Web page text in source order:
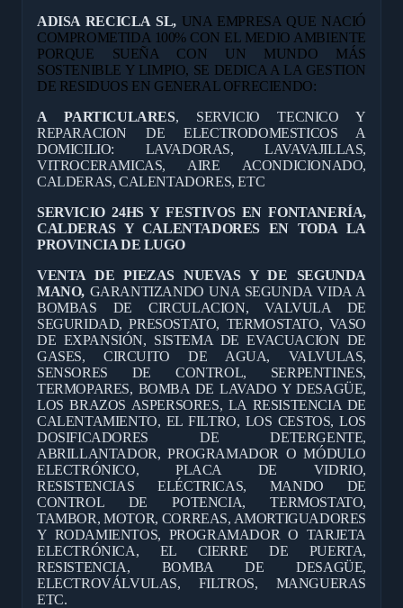
ADISA RECICLA SL, UNA EMPRESA QUE NACIÓ
COMPROMETIDA 100% CON EL MEDIO AMBIENTE
PORQUE SUEÑA CON UN MUNDO MÁS
SOSTENIBLE Y LIMPIO, SE DEDICA A LA GESTION
DE RESIDUOS EN GENERAL OFRECIENDO:
A PARTICULARES, SERVICIO TECNICO Y
REPARACION DE ELECTRODOMESTICOS A
DOMICILIO: LAVADORAS, LAVAVAJILLAS,
VITROCERAMICAS, AIRE ACONDICIONADO,
CALDERAS, CALENTADORES, ETC
SERVICIO 24HS Y FESTIVOS EN FONTANERÍA,
CALDERAS Y CALENTADORES EN TODA LA
PROVINCIA DE LUGO
VENTA DE PIEZAS NUEVAS Y DE SEGUNDA
MANO, GARANTIZANDO UNA SEGUNDA VIDA A
BOMBAS DE CIRCULACION, VALVULA DE
SEGURIDAD, PRESOSTATO, TERMOSTATO, VASO
DE EXPANSIÓN, SISTEMA DE EVACUACION DE
GASES, CIRCUITO DE AGUA, VALVULAS,
SENSORES DE CONTROL, SERPENTINES,
TERMOPARES, BOMBA DE LAVADO Y DESAGÜE,
LOS BRAZOS ASPERSORES, LA RESISTENCIA DE
CALENTAMIENTO, EL FILTRO, LOS CESTOS, LOS
DOSIFICADORES DE DETERGENTE,
ABRILLANTADOR, PROGRAMADOR O MÓDULO
ELECTRÓNICO, PLACA DE VIDRIO,
RESISTENCIAS ELÉCTRICAS, MANDO DE
CONTROL DE POTENCIA, TERMOSTATO,
TAMBOR, MOTOR, CORREAS, AMORTIGUADORES
Y RODAMIENTOS, PROGRAMADOR O TARJETA
ELECTRÓNICA, EL CIERRE DE PUERTA,
RESISTENCIA, BOMBA DE DESAGÜE,
ELECTROVÁLVULAS, FILTROS, MANGUERAS
ETC.